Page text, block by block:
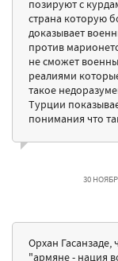
позируют с
страна которую
доказывает
против
не сможет
реалиями
такое
Турции
понимания что
30
Орхан Гасанзаде,
"армяне - нация